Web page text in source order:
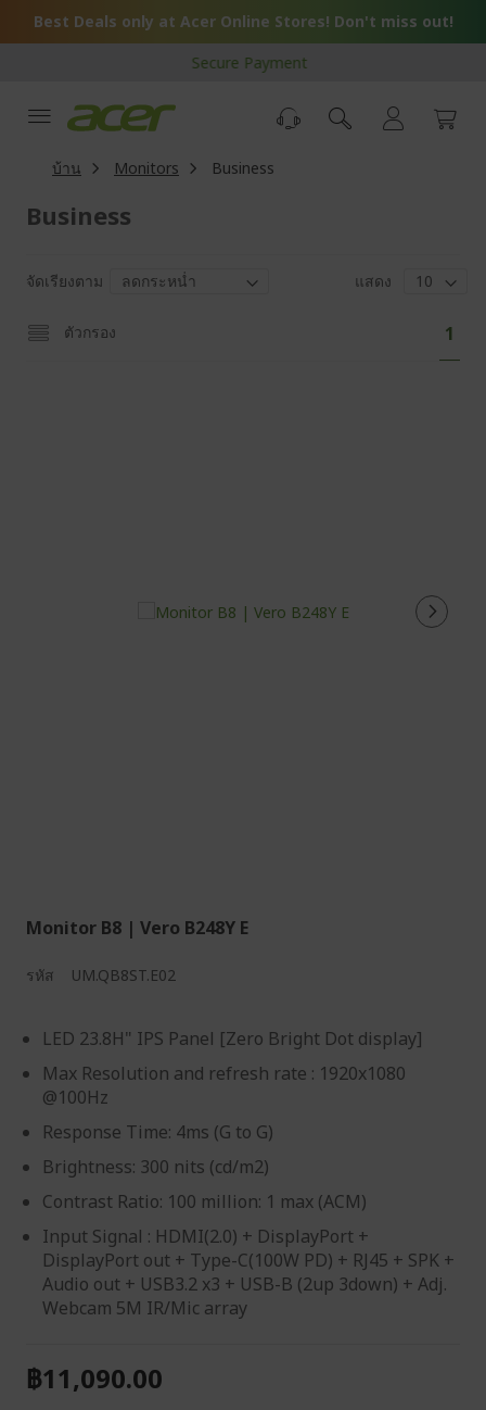
Best Deals only at Acer Online Stores! Don't miss out!
Secure Payment
บ้าน Monitors Business
Business
จัดเรียงตาม แสดง
ตัวกรอง 1
Monitor B8 | Vero B248Y E
รหัส UM.QB8ST.E02
LED 23.8H" IPS Panel [Zero Bright Dot display]
Max Resolution and refresh rate : 1920x1080
@100Hz
Response Time: 4ms (G to G)
Brightness: 300 nits (cd/m2)
Contrast Ratio: 100 million: 1 max (ACM)
Input Signal : HDMI(2.0) + DisplayPort +
DisplayPort out + Type-C(100W PD) + RJ45 + SPK +
Audio out + USB3.2 x3 + USB-B (2up 3down) + Adj.
Webcam 5M IR/Mic array
฿11,090.00